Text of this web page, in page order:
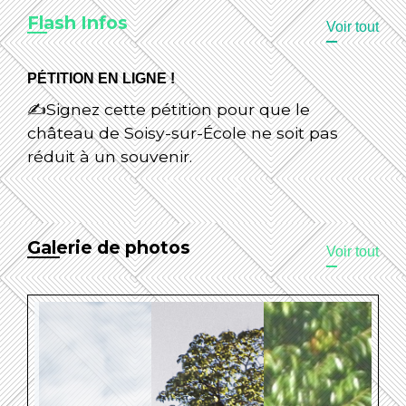
Voir tout
PÉTITION EN LIGNE !
✍️Signez cette pétition pour que le
château de Soisy-sur-École ne soit pas
réduit à un souvenir.
chevron_left Previous
chevron_rightNext
Galerie de photos Voir tout